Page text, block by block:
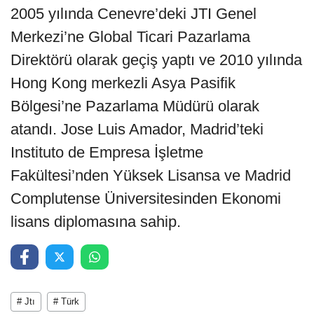
2005 yılında Cenevre’deki JTI Genel
Merkezi’ne Global Ticari Pazarlama
Direktörü olarak geçiş yaptı ve 2010 yılında
Hong Kong merkezli Asya Pasifik
Bölgesi’ne Pazarlama Müdürü olarak
atandı. Jose Luis Amador, Madrid’teki
Instituto de Empresa İşletme
Fakültesi’nden Yüksek Lisansa ve Madrid
Complutense Üniversitesinden Ekonomi
lisans diplomasına sahip.
# Jtı # Türk